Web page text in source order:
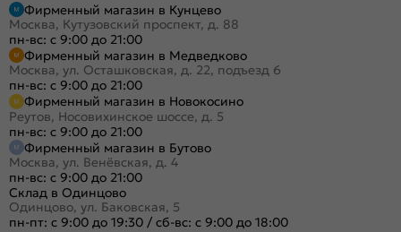
Фирменный магазин в Кунцево
Москва, Кутузовский проспект, д. 88
пн-вс: с 9:00 до 21:00
Фирменный магазин в Медведково
Москва, ул. Осташковская, д. 22, подъезд 6
пн-вс: с 9:00 до 21:00
Фирменный магазин в Новокосино
Реутов, Носовихинское шоссе, д. 5
пн-вс: с 9:00 до 21:00
Фирменный магазин в Бутово
Москва, ул. Венёвская, д. 4
пн-вс: с 9:00 до 21:00
Склад в Одинцово
Одинцово, ул. Баковская, 5
пн-пт: с 9:00 до 19:30 / сб-вс: с 9:00 до 18:00